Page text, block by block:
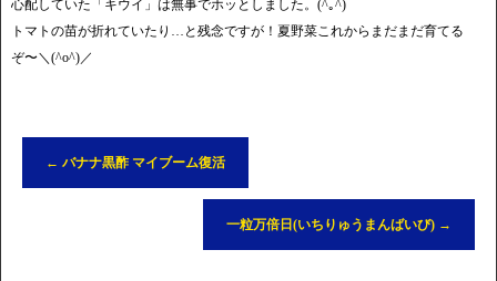
心配していた「キウイ」は無事でホッとしました。(^｡^)
トマトの苗が折れていたり…と残念ですが！夏野菜これからまだまだ育てる
ぞ〜＼(^o^)／
← バナナ黒酢 マイブーム復活
一粒万倍日(いちりゅうまんばいび) →